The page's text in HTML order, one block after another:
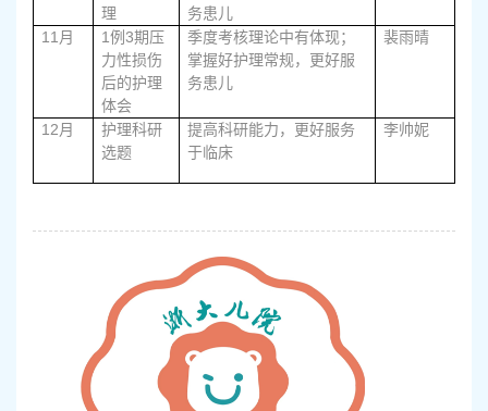
理
务患儿
11 月 1 例 3期压
力性损伤
后的护理
体会
季度考核理论中有体现；
掌握好护理常规，更好服
务患儿
裴雨晴
12 月
护理科研
选题
提高科研能力，更好服务
于临床
李帅妮